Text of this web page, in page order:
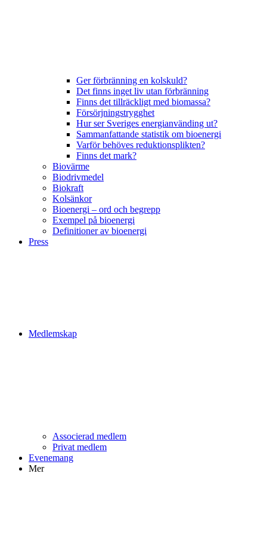
Ger förbränning en kolskuld?
Det finns inget liv utan förbränning
Finns det tillräckligt med biomassa?
Försörjningstrygghet
Hur ser Sveriges energianvänding ut?
Sammanfattande statistik om bioenergi
Varför behöves reduktionsplikten?
Finns det mark?
Biovärme
Biodrivmedel
Biokraft
Kolsänkor
Bioenergi – ord och begrepp
Exempel på bioenergi
Definitioner av bioenergi
Press
Medlemskap
Associerad medlem
Privat medlem
Evenemang
Mer